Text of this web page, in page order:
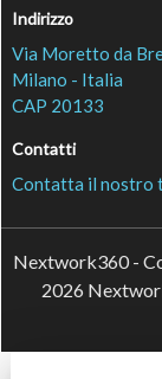
Indirizzo
Via Moretto da
Milano - Italia
CAP 20133
Contatti
Contatta il nostro
Nextwork360 -
2026